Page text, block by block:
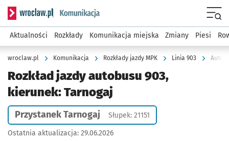
Serwis informacyjny wroclaw.pl podserwis: Komunikacja
Aktualności Rozkłady Komunikacja miejska Zmiany Piesi
wroclaw.pl Komunikacja Rozkłady jazdy MPK Linia 903
Rozkład jazdy autobusu 903,
kierunek: Tarnogaj
Przystanek Tarnogaj Słupek: 21151
Ostatnia aktualizacja: 29.06.2026